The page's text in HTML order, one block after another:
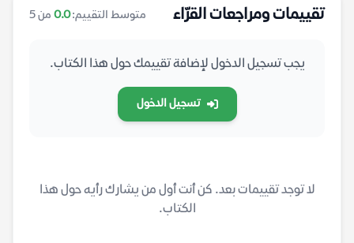
تقييمات ومراجعات القرّاء متوسط التقييم:0.0 من 5
يجب تسجيل الدخول لإضافة تقييمك حول هذا الكتاب.
تسجيل الدخول
لا توجد تقييمات بعد. كن أنت أول من يشارك رأيه حول هذا
الكتاب.